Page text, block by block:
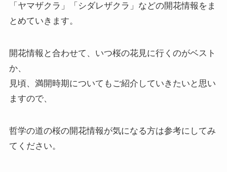
「ヤマザクラ」「シダレザクラ」などの開花情報をま
とめていきます。
開花情報と合わせて、いつ桜の花見に行くのがベスト
か、
見頃、満開時期についてもご紹介していきたいと思い
ますので、
哲学の道の桜の開花情報が気になる方は参考にしてみ
てください。